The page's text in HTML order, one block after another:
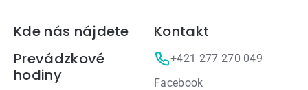
Zápätie
Kde nás nájdete
Prevádzkové
hodiny
Kontakt
+421 277 270 049
Facebook